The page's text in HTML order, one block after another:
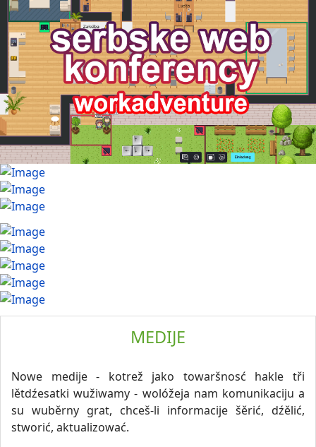
MEDIJE
Nowe medije - kotrež jako towaršnosć hakle tři
lětdźesatki wužiwamy - wolóžeja nam komunikaciju a
su wuběrny grat, chceš-li informacije šěrić, dźělić,
stworić, aktualizować.